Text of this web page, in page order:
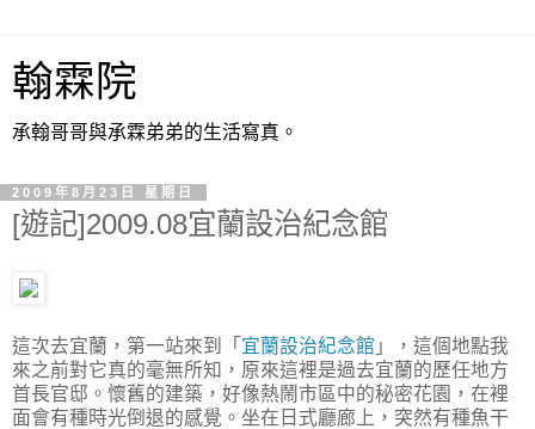
翰霖院
承翰哥哥與承霖弟弟的生活寫真。
2009年8月23日 星期日
[遊記]2009.08宜蘭設治紀念館
這次去宜蘭，第一站來到「 宜蘭設治紀念館 」，這個地點我
來之前對它真的毫無所知，原來這裡是過去宜蘭的歷任地方
首長官邸。懷舊的建築，好像熱鬧市區中的秘密花園，在裡
面會有種時光倒退的感覺。坐在日式廳廊上，突然有種魚干